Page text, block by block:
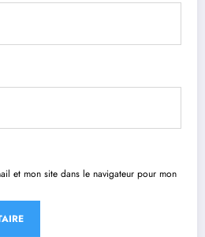
et mon site dans le navigateur pour mon